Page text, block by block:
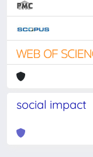
social impact